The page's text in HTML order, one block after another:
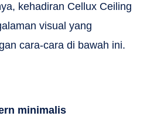
kehadiran Cellux Ceiling
visual yang
cara-cara di bawah ini.
minimalis